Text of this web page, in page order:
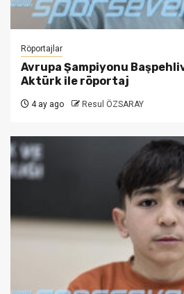
Röportajlar
Avrupa Şampiyonu
Aktürk ile röportaj
4 ay ago Resul ÖZSARAY